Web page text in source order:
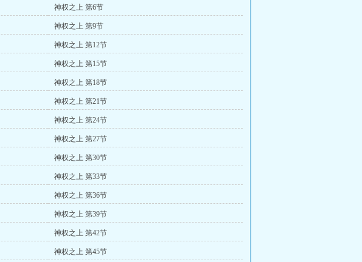
神权之上 第6节
神权之上 第9节
神权之上 第12节
神权之上 第15节
神权之上 第18节
神权之上 第21节
神权之上 第24节
神权之上 第27节
神权之上 第30节
神权之上 第33节
神权之上 第36节
神权之上 第39节
神权之上 第42节
神权之上 第45节